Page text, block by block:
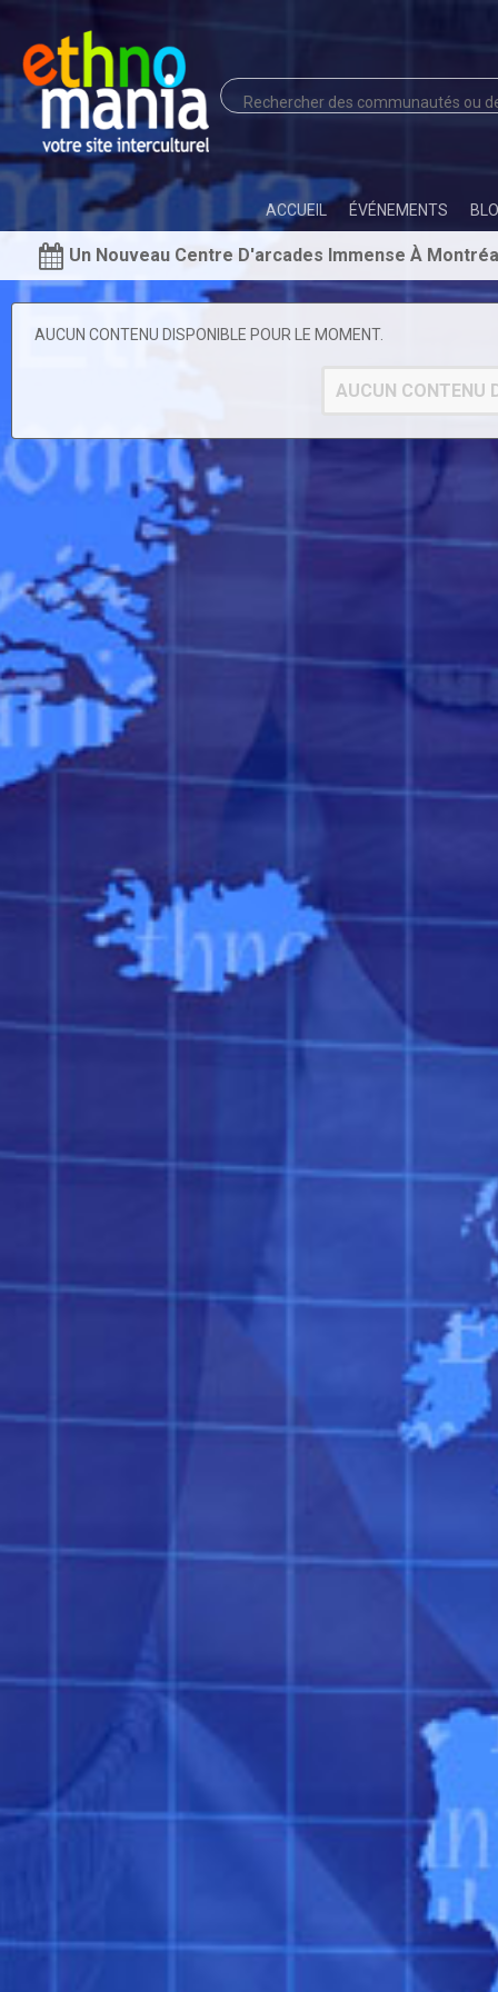
ACCUEIL ÉVÉNEMENTS
Un Nouveau Centre D'arcades Immense À
AUCUN CONTENU DISPONIBLE POUR LE MOMENT.
AUCUN CONTENU